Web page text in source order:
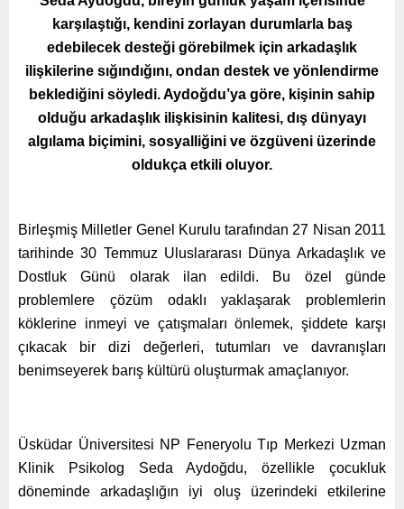
karşılaştığı, kendini zorlayan durumlarla baş
edebilecek desteği görebilmek için arkadaşlık
ilişkilerine sığındığını, ondan destek ve yönlendirme
beklediğini söyledi. Aydoğdu’ya göre, kişinin sahip
olduğu arkadaşlık ilişkisinin kalitesi, dış dünyayı
algılama biçimini, sosyalliğini ve özgüveni üzerinde
oldukça etkili oluyor.
Birleşmiş Milletler Genel Kurulu tarafından 27 Nisan 2011
tarihinde 30 Temmuz Uluslararası Dünya Arkadaşlık ve
Dostluk Günü olarak ilan edildi. Bu özel günde
problemlere çözüm odaklı yaklaşarak problemlerin
köklerine inmeyi ve çatışmaları önlemek, şiddete karşı
çıkacak bir dizi değerleri, tutumları ve davranışları
benimseyerek barış kültürü oluşturmak amaçlanıyor.
Üsküdar Üniversitesi NP Feneryolu Tıp Merkezi Uzman
Klinik Psikolog Seda Aydoğdu, özellikle çocukluk
döneminde arkadaşlığın iyi oluş üzerindeki etkilerine